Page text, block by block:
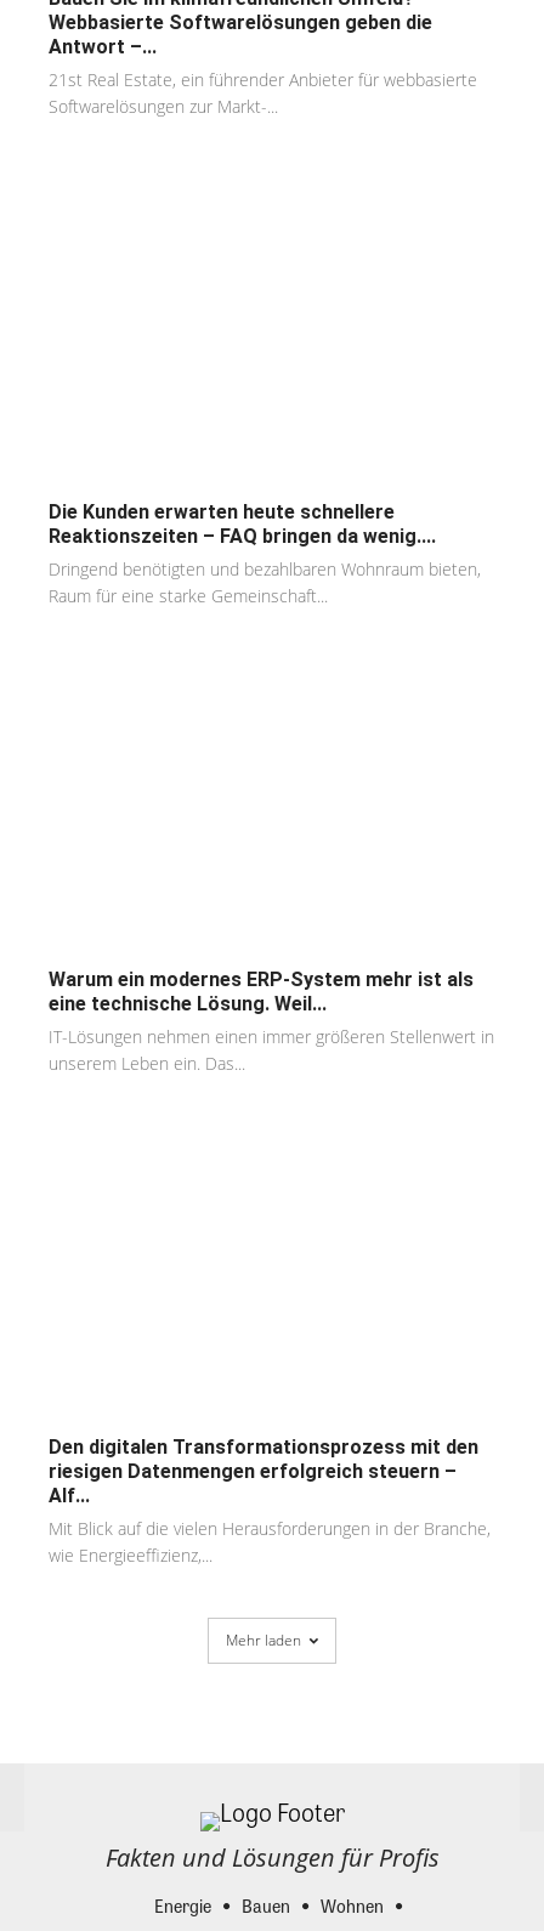
Webbasierte Softwarelösungen geben die
Antwort –...
21st Real Estate, ein führender Anbieter für webbasierte
Softwarelösungen zur Markt-...
Die Kunden erwarten heute schnellere
Reaktionszeiten – FAQ bringen da wenig....
Dringend benötigten und bezahlbaren Wohnraum bieten,
Raum für eine starke Gemeinschaft...
Warum ein modernes ERP-System mehr ist als
eine technische Lösung. Weil...
IT-Lösungen nehmen einen immer größeren Stellenwert in
unserem Leben ein. Das...
Den digitalen Transformationsprozess mit den
riesigen Datenmengen erfolgreich steuern –
Alf...
Mit Blick auf die vielen Herausforderungen in der Branche,
wie Energieeffizienz,...
Mehr laden
Fakten und Lösungen für Profis
Energie Bauen
Wohnen